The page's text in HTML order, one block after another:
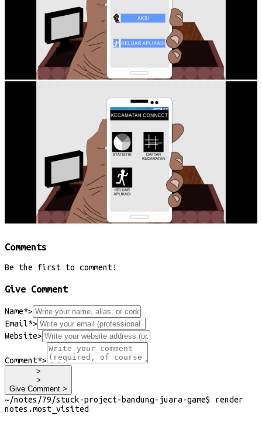
Comments
Be the first to comment!
Give Comment
Name*>
Email*>
Website>
Comment*>
>
>
Give Comment >
~/notes/79/stuck-project-bandung-juara-game$
render
notes .most_visited